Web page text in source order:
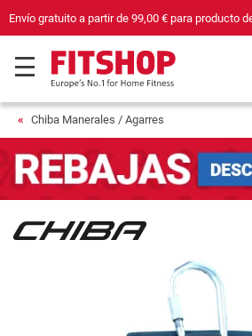
Envío gratuito a partir de 99,00 €para producto
Chiba Manerales / Agarres